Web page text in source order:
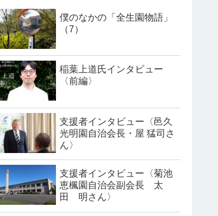
僕のなかの「全生園物語」
（7）
稲葉上道氏インタビュー
〈前編〉
支援者インタビュー〈邑久
光明園自治会長・屋 猛司さ
ん〉
支援者インタビュー〈菊池
恵楓園自治会副会長 太
田 明さん〉